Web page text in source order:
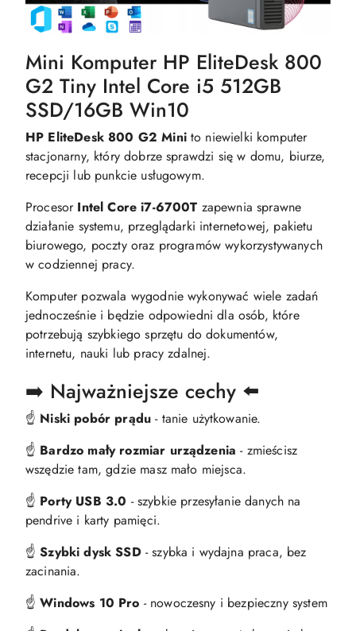
Mini Komputer HP EliteDesk 800
G2 Tiny Intel Core i5 512GB
SSD/16GB Win10
HP EliteDesk 800 G2 Mini to niewielki komputer
stacjonarny, który dobrze sprawdzi się w domu, biurze,
recepcji lub punkcie usługowym.
Procesor Intel Core i7-6700T zapewnia sprawne
działanie systemu, przeglądarki internetowej, pakietu
biurowego, poczty oraz programów wykorzystywanych
w codziennej pracy.
Komputer pozwala wygodnie wykonywać wiele zadań
jednocześnie i będzie odpowiedni dla osób, które
potrzebują szybkiego sprzętu do dokumentów,
internetu, nauki lub pracy zdalnej.
➡️ Najważniejsze cechy ⬅️
☝️ Niski pobór prądu - tanie użytkowanie.
☝️ Bardzo mały rozmiar urządzenia - zmieścisz
wszędzie tam, gdzie masz mało miejsca.
☝️ Porty USB 3.0 - szybkie przesyłanie danych na
pendrive i karty pamięci.
☝️Szybki dysk SSD- szybka i wydajna praca, bez
zacinania.
☝️Windows 10 Pro - nowoczesny i bezpieczny system